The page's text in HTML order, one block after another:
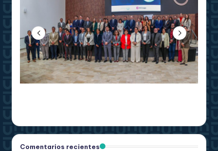
Comentarios recientes